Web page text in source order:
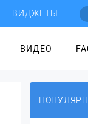
ВИДЖЕТЫ
ВИДЕО